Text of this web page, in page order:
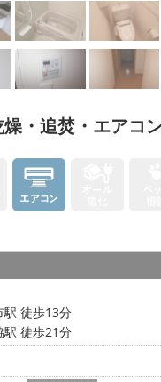
・追焚・エア
駅 徒歩13分
駅 徒歩21分